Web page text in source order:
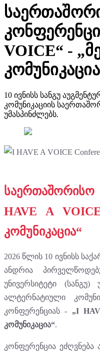
VOICE“ -
10 ივნისს სანგუ
კომუნიკაციის
უმასპინძლებს.
HAVE A
კომუნიკაცია“
2026 წლის 10 ივნისს
ანდრია
უნივერსიტეტი (სანგუ)
ალტერნატიული
კონფერენციას - „I
კომუნიკაცია“.
კონფერენცია